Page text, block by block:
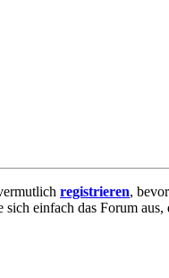
registrieren,
einfach das Forum aus,